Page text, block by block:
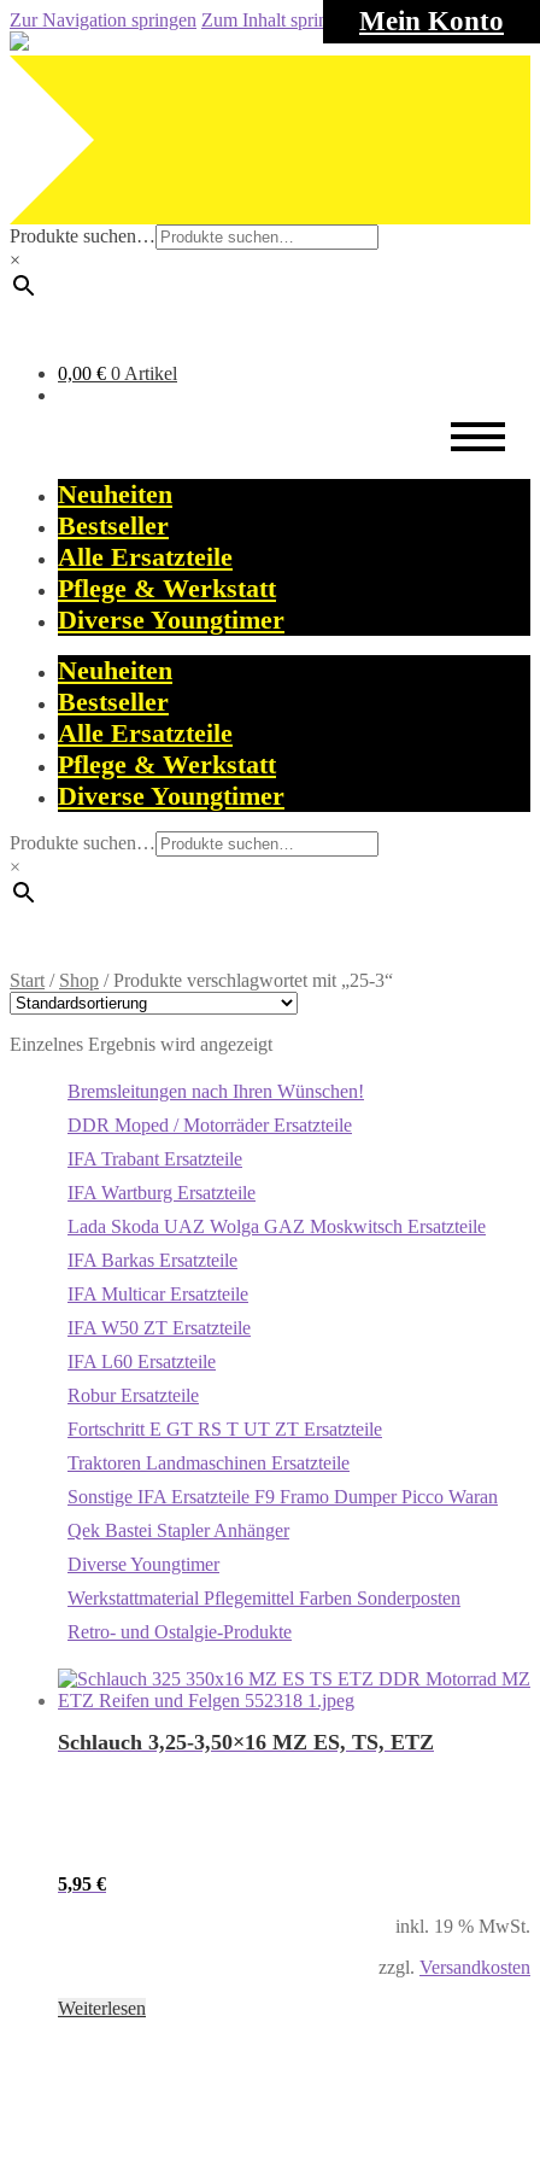
Mein Konto
Zur Navigation springen Zum Inhalt springen
Produkte suchen…
×
0,00 € 0 Artikel
Neuheiten
Bestseller
Alle Ersatzteile
Pflege & Werkstatt
Diverse Youngtimer
Neuheiten
Bestseller
Alle Ersatzteile
Pflege & Werkstatt
Diverse Youngtimer
Produkte suchen…
×
Start / Shop /Produkte verschlagwortet mit „25-3“
Einzelnes Ergebnis wird angezeigt
Bremsleitungen nach Ihren Wünschen!
DDR Moped / Motorräder Ersatzteile
IFA Trabant Ersatzteile
IFA Wartburg Ersatzteile
Lada Skoda UAZ Wolga GAZ Moskwitsch Ersatzteile
IFA Barkas Ersatzteile
IFA Multicar Ersatzteile
IFA W50 ZT Ersatzteile
IFA L60 Ersatzteile
Robur Ersatzteile
Fortschritt E GT RS T UT ZT Ersatzteile
Traktoren Landmaschinen Ersatzteile
Sonstige IFA Ersatzteile F9 Framo Dumper Picco Waran
Qek Bastei Stapler Anhänger
Diverse Youngtimer
Werkstattmaterial Pflegemittel Farben Sonderposten
Retro- und Ostalgie-Produkte
Schlauch 3,25-3,50×16 MZ ES, TS, ETZ
5,95 €
inkl. 19 % MwSt.
zzgl. Versandkosten
Weiterlesen